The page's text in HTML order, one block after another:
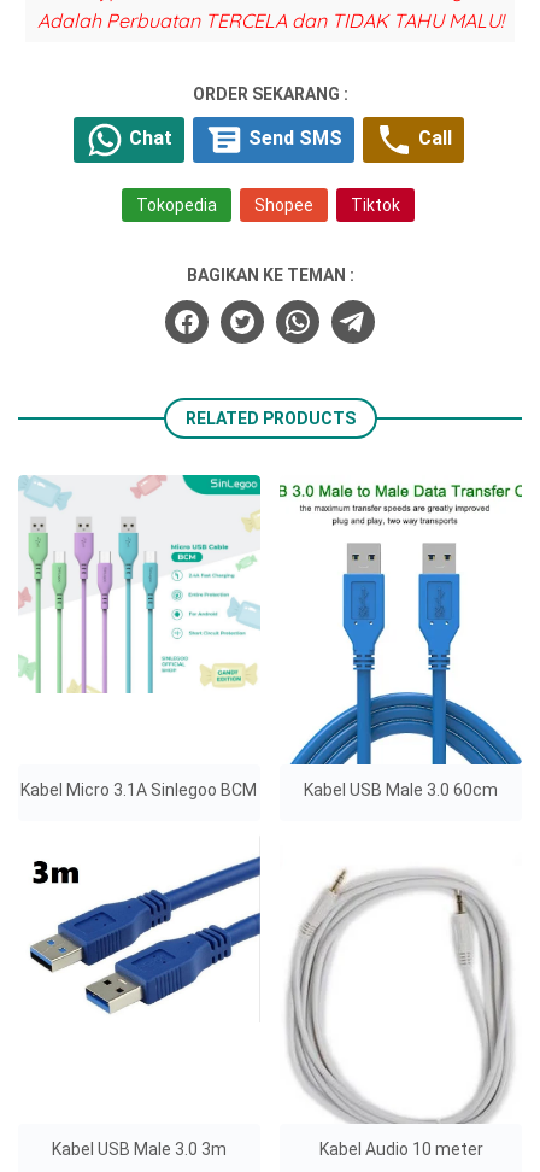
Adalah Perbuatan TERCELA dan TIDAK TAHU MALU!
ORDER SEKARANG :
Chat Send SMS Call
Tokopedia Shopee Tiktok
BAGIKAN KE TEMAN :
RELATED PRODUCTS
Kabel Micro 3.1A Sinlegoo BCM Kabel USB Male 3.0 60cm
Kabel USB Male 3.0 3m Kabel Audio 10 meter